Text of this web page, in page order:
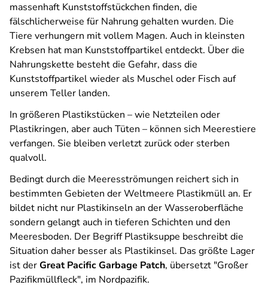
massenhaft Kunststoffstückchen finden, die
fälschlicherweise für Nahrung gehalten wurden. Die
Tiere verhungern mit vollem Magen. Auch in kleinsten
Krebsen hat man Kunststoffpartikel entdeckt. Über die
Nahrungskette besteht die Gefahr, dass die
Kunststoffpartikel wieder als Muschel oder Fisch auf
unserem Teller landen.
In größeren Plastikstücken – wie Netzteilen oder
Plastikringen, aber auch Tüten – können sich Meerestiere
verfangen. Sie bleiben verletzt zurück oder sterben
qualvoll.
Bedingt durch die Meeresströmungen reichert sich in
bestimmten Gebieten der Weltmeere Plastikmüll an. Er
bildet nicht nur Plastikinseln an der Wasseroberfläche
sondern gelangt auch in tieferen Schichten und den
Meeresboden. Der Begriff Plastiksuppe beschreibt die
Situation daher besser als Plastikinsel. Das größte Lager
ist derGreat Pacific Garbage Patch, übersetzt "Großer
Pazifikmüllfleck", im Nordpazifik.